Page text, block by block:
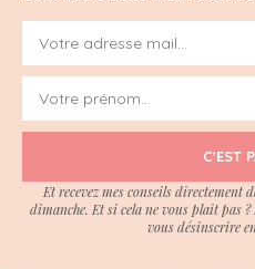
C'EST
Et recevez mes conseils directement
dimanche. Et si cela ne vous plait pas ?
vous désinscrire